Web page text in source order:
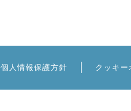
個人情報保護方針 クッキー